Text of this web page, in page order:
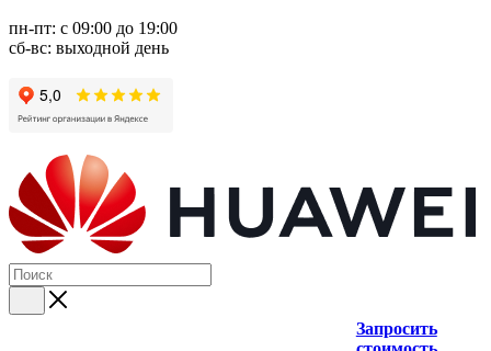
пн-пт: с 09:00 до 19:00
сб-вс: выходной день
Запросить